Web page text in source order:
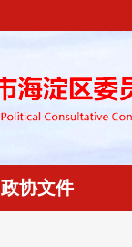
政协文件